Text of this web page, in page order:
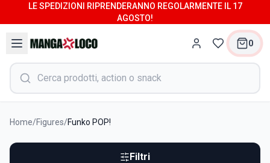
LE SPEDIZIONI RIPRENDERANNO REGOLARMENTE IL 17
AGOSTO!
0
Home/Figures/Funko POP!
Filtri